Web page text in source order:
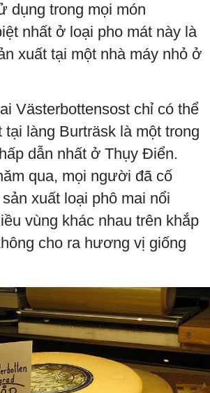
dụng trong mọi món
nhất ở loại pho mát này là
xuất tại một nhà máy nhỏ ở
Västerbottensost chỉ có thể
làng Burträsk là một trong
dẫn nhất ở Thụy Điển.
qua, mọi người đã cố
xuất loại phô mai nổi
vùng khác nhau trên khắp
cho ra hương vị giống